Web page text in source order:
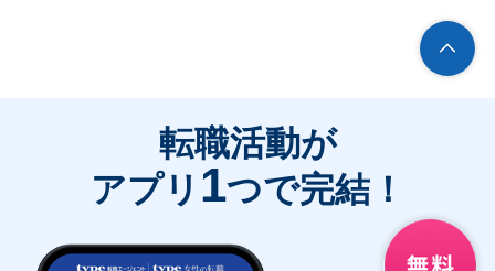
転職活動が
アプリ 1つで完結！